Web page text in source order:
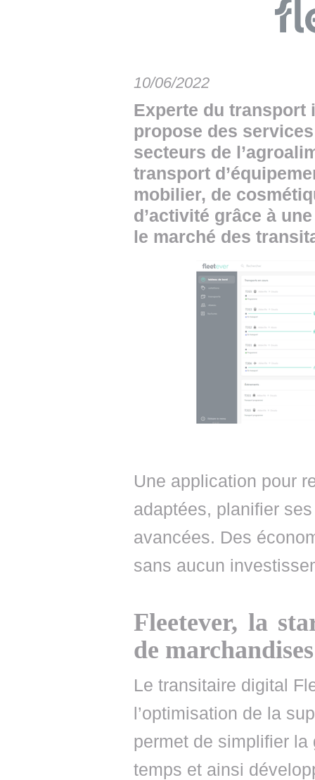
•
•
👉
10/06/2022
Experte du transport
propose des
secteurs de
transport
mobilier, de
d’activité grâce à
le marché des
Une application pour
adaptées, planifier
avancées. Des
sans aucun
Fleetever, la
de
Le transitaire digital
l’optimisation de la
permet de simplifier
temps et ainsi